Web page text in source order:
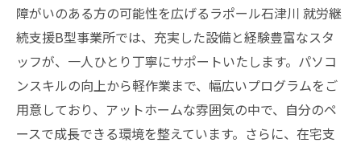
障がいのある方の可能性を広げるラポール石津川 就労継
続支援B型事業所では、充実した設備と経験豊富なスタ
ッフが、一人ひとり丁寧にサポートいたします。パソコ
ンスキルの向上から軽作業まで、幅広いプログラムをご
用意しており、アットホームな雰囲気の中で、自分のペ
ースで成長できる環境を整えています。さらに、在宅支